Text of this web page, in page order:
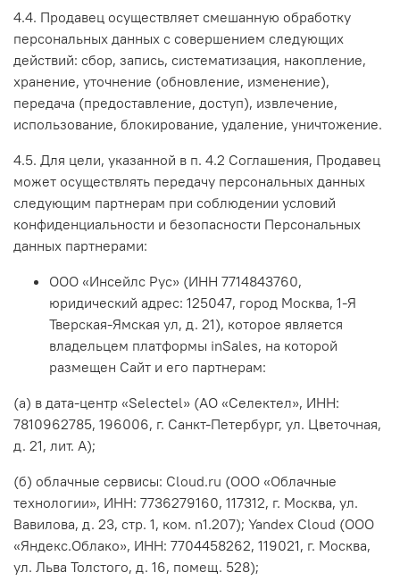
4.4. Продавец осуществляет смешанную обработку
персональных данных с совершением следующих
действий: сбор, запись, систематизация, накопление,
хранение, уточнение (обновление, изменение),
передача (предоставление, доступ), извлечение,
использование, блокирование, удаление, уничтожение.
4.5. Для цели, указанной в п. 4.2 Соглашения, Продавец
может осуществлять передачу персональных данных
следующим партнерам при соблюдении условий
конфиденциальности и безопасности Персональных
данных партнерами:
ООО «Инсейлс Рус» (ИНН 7714843760,
юридический адрес: 125047, город Москва, 1-Я
Тверская-Ямская ул, д. 21), которое является
владельцем платформы inSales, на которой
размещен Сайт и его партнерам:
(а) в дата-центр «Selectel» (АО «Селектел», ИНН:
7810962785, 196006, г. Санкт-Петербург, ул. Цветочная,
д. 21, лит. А);
(б) облачные сервисы: Cloud.ru (ООО «Облачные
технологии», ИНН: 7736279160, 117312, г. Москва, ул.
Вавилова, д. 23, стр. 1, ком. n1.207); Yandex Cloud (ООО
«Яндекс.Облако», ИНН: 7704458262, 119021, г. Москва,
ул. Льва Толстого, д. 16, помещ. 528);